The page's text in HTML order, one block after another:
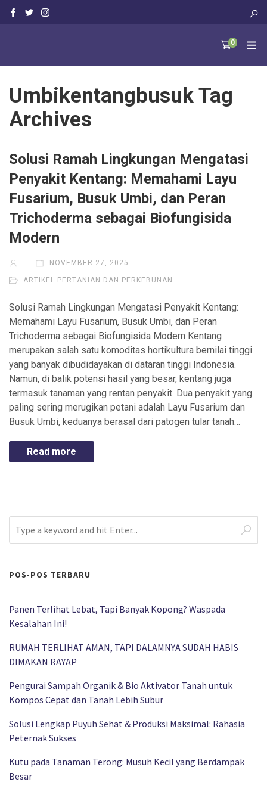
0
Umbikentangbusuk Tag
Archives
Solusi Ramah Lingkungan Mengatasi
Penyakit Kentang: Memahami Layu
Fusarium, Busuk Umbi, dan Peran
Trichoderma sebagai Biofungisida
Modern
NOVEMBER 27, 2025
ARTIKEL PERTANIAN DAN PERKEBUNAN
Solusi Ramah Lingkungan Mengatasi Penyakit Kentang:
Memahami Layu Fusarium, Busuk Umbi, dan Peran
Trichoderma sebagai Biofungisida Modern Kentang
merupakan salah satu komoditas hortikultura bernilai tinggi
yang banyak dibudidayakan di dataran tinggi Indonesia.
Namun, di balik potensi hasil yang besar, kentang juga
termasuk tanaman yang rentan penyakit. Dua penyakit yang
paling sering merugikan petani adalah Layu Fusarium dan
Busuk Umbi, keduanya berasal dari patogen tular tanah…
Read more
POS-POS TERBARU
Panen Terlihat Lebat, Tapi Banyak Kopong? Waspada
Kesalahan Ini!
RUMAH TERLIHAT AMAN, TAPI DALAMNYA SUDAH HABIS
DIMAKAN RAYAP
Pengurai Sampah Organik & Bio Aktivator Tanah untuk
Kompos Cepat dan Tanah Lebih Subur
Solusi Lengkap Puyuh Sehat & Produksi Maksimal: Rahasia
Peternak Sukses
Kutu pada Tanaman Terong: Musuh Kecil yang Berdampak
Besar